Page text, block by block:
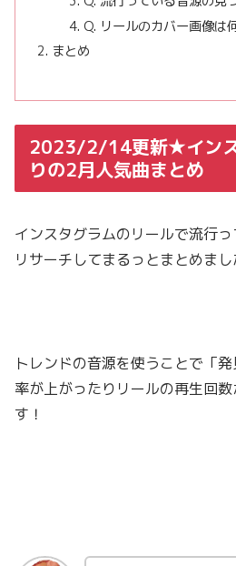
Q. リールのカバー画像は
まとめ
2023/2/14更新★イン
りの2月人気曲まとめ
インスタグラムのリールで流行
リサーチしてまるっとまとめまし
トレンドの音源を使うことで「
率が上がったりリールの再生回
す！